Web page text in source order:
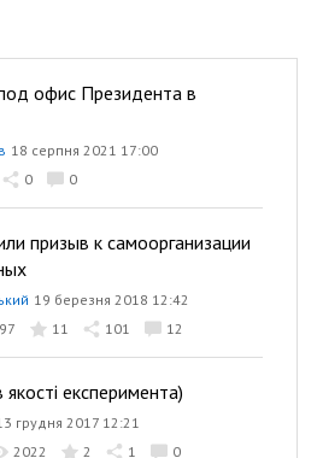
офис Президента в
18 серпня 2021 17:00
0 0
призыв к самоорганизации
19 березня 2018 12:42
11 101 12
експеримента)
грудня 2017 12:21
2022 2 1 0